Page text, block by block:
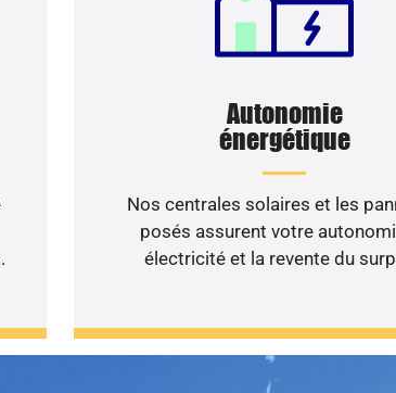
Autonomie
énergétique
Nos centrales solaires et les
posés assurent votre
électricité et la revente du